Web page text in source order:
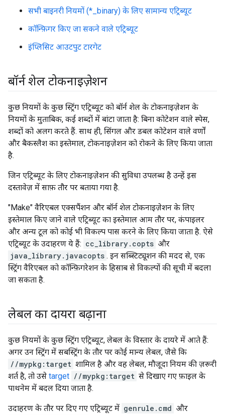
सभी बाइनरी नियमों (*_binary) के लिए सामान्य एट्रिब्यूट
कॉन्फ़िगर किए जा सकने वाले एट्रिब्यूट
इंप्लिसिट आउटपुट टारगेट
बॉर्न शेल टोकनाइज़ेशन
कुछ नियमों के कुछ स्ट्रिंग एट्रिब्यूट को बॉर्न शेल के टोकनाइज़ेशन के
नियमों के मुताबिक, कई शब्दों में बांटा जाता है: बिना कोटेशन वाले स्पेस,
शब्दों को अलग करते हैं. साथ ही, सिंगल और डबल कोटेशन वाले वर्णों
और बैकस्लैश का इस्तेमाल, टोकनाइज़ेशन को रोकने के लिए किया जाता
है.
जिन एट्रिब्यूट के लिए टोकनाइज़ेशन की सुविधा उपलब्ध है उन्हें इस
दस्तावेज़ में साफ़ तौर पर बताया गया है.
"Make" वैरिएबल एक्सपैंशन और बॉर्न शेल टोकनाइज़ेशन के लिए
इस्तेमाल किए जाने वाले एट्रिब्यूट का इस्तेमाल आम तौर पर, कंपाइलर
और अन्य टूल को कोई भी विकल्प पास करने के लिए किया जाता है. ऐसे
एट्रिब्यूट के उदाहरण ये हैं: cc_library.copts और
java_library.javacopts . इन सब्स्टिट्यूशन की मदद से, एक
स्ट्रिंग वैरिएबल को कॉन्फ़िगरेशन के हिसाब से विकल्पों की सूची में बदला
जा सकता है.
लेबल का दायरा बढ़ाना
कुछ नियमों के कुछ स्ट्रिंग एट्रिब्यूट, लेबल के विस्तार के दायरे में आते हैं:
अगर उन स्ट्रिंग में सबस्ट्रिंग के तौर पर कोई मान्य लेबल, जैसे कि
//mypkg:target शामिल है और वह लेबल, मौजूदा नियम की ज़रूरी
शर्त है, तो उसे target //mypkg:target से दिखाए गए फ़ाइल के
पाथनेम में बदल दिया जाता है.
उदाहरण के तौर पर दिए गए एट्रिब्यूट में genrule.cmd और